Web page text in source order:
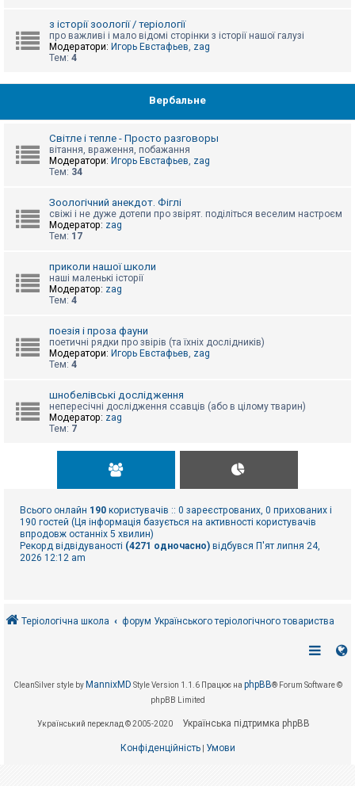
з історії зоології / теріології
про важливі і мало відомі сторінки з історії нашої галузі
Модератори: Игорь Евстафьев, zag
Тем: 4
Вербальне
Світле і тепле - Просто разговоры
вітання, враження, побажання
Модератори: Игорь Евстафьев, zag
Тем: 34
Зоологічний анекдот. Фіглі
свіжі і не дуже дотепи про звірят. поділіться веселим настроєм
Модератор: zag
Тем: 17
приколи нашої школи
наші маленькі історії
Модератор: zag
Тем: 4
поезія і проза фауни
поетичні рядки про звірів (та їхніх дослідників)
Модератори: Игорь Евстафьев, zag
Тем: 4
шнобелівські дослідження
непересічні дослідження ссавців (або в цілому тварин)
Модератор: zag
Тем: 7
Всього онлайн 190 користувачів :: 0 зареєстрованих, 0 прихованих і
190 гостей (Ця інформація базується на активності користувачів
впродовж останніх 5 хвилин)
Рекорд відвідуваності (4271 одночасно) відбувся П'ят липня 24,
2026 12:12 am
Теріологічна школа форум Українського теріологічного товариства
CleanSilver style by MannixMD Style Version 1.1.6 Працює на phpBB® Forum Software ©
phpBB Limited
Український переклад © 2005-2020 Українська підтримка phpBB
Конфіденційність| Умови